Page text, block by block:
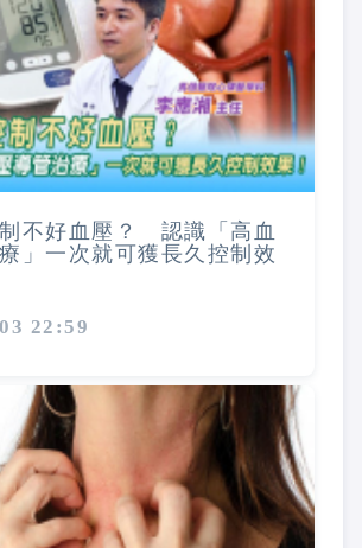
不好血壓？ 認識「高血
」一次就可獲長久控制效
22:59